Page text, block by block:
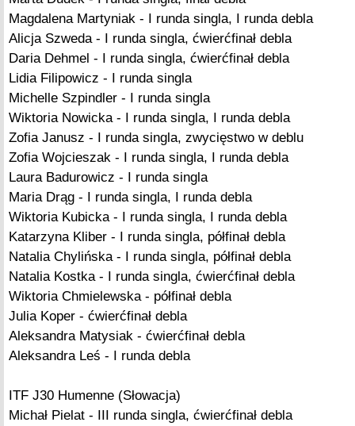
Magdalena Martyniak - I runda singla, I runda debla
Alicja Szweda - I runda singla, ćwierćfinał debla
Daria Dehmel - I runda singla, ćwierćfinał debla
Lidia Filipowicz - I runda singla
Michelle Szpindler - I runda singla
Wiktoria Nowicka - I runda singla, I runda debla
Zofia Janusz - I runda singla, zwycięstwo w deblu
Zofia Wojcieszak - I runda singla, I runda debla
Laura Badurowicz - I runda singla
Maria Drąg - I runda singla, I runda debla
Wiktoria Kubicka - I runda singla, I runda debla
Katarzyna Kliber - I runda singla, półfinał debla
Natalia Chylińska - I runda singla, półfinał debla
Natalia Kostka - I runda singla, ćwierćfinał debla
Wiktoria Chmielewska - półfinał debla
Julia Koper - ćwierćfinał debla
Aleksandra Matysiak - ćwierćfinał debla
Aleksandra Leś - I runda debla
ITF J30 Humenne (Słowacja)
Michał Pielat - III runda singla, ćwierćfinał debla